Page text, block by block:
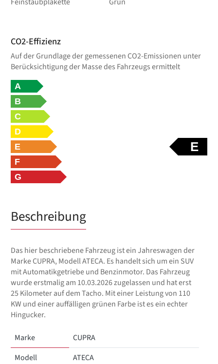
CO2-Effizienz
Auf der Grundlage der gemessenen CO2-Emissionen unter
Berücksichtigung der Masse des Fahrzeugs ermittelt
E
A
B
C
D
E
F
G
Beschreibung
Das hier beschriebene Fahrzeug ist ein Jahreswagen der
Marke CUPRA, Modell ATECA. Es handelt sich um ein SUV
mit Automatikgetriebe und Benzinmotor. Das Fahrzeug
wurde erstmalig am 10.03.2026 zugelassen und hat erst
25 Kilometer auf dem Tacho. Mit einer Leistung von 110
KW und einer auffälligen grünen Farbe ist es ein echter
Hingucker.
Marke
CUPRA
Modell
ATECA